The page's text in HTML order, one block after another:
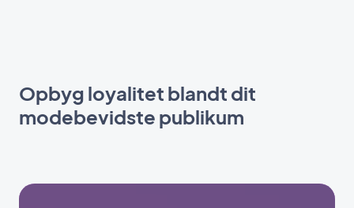
Opbyg loyalitet blandt dit
modebevidste publikum